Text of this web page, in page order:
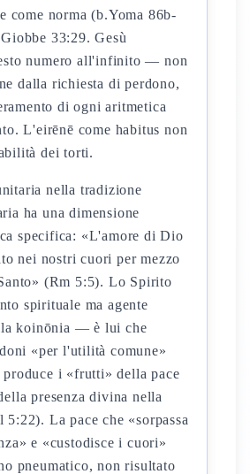
come norma (b.Yoma 86b-
33:29. Gesù
numero all'infinito — non
dalla richiesta di perdono,
di ogni aritmetica
L'eirēnē come habitus non
dei torti.
nella tradizione
ha una dimensione
specifica: «L'amore di Dio
nei nostri cuori per mezzo
(Rm 5:5). Lo Spirito
spirituale ma agente
koinōnia — è lui che
«per l'utilità comune»
i «frutti» della pace
presenza divina nella
5:22). La pace che «sorpassa
e «custodisce i cuori»
pneumatico, non risultato